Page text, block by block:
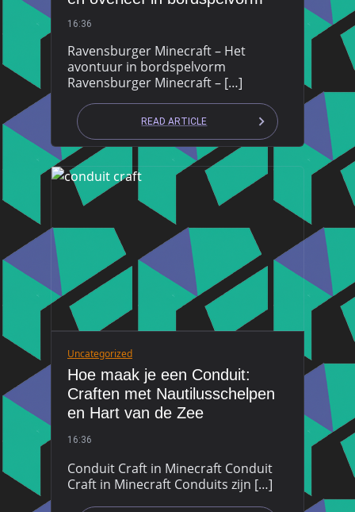
16:36
Ravensburger Minecraft – Het
avontuur in bordspelvorm
Ravensburger Minecraft – […]
READ ARTICLE
Uncategorized
Hoe maak je een Conduit:
Craften met Nautilusschelpen
en Hart van de Zee
16:36
Conduit Craft in Minecraft Conduit
Craft in Minecraft Conduits zijn […]